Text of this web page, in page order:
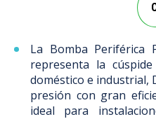
La Bomba Periférica
representa la
doméstico e industrial,
presión con gran
ideal para